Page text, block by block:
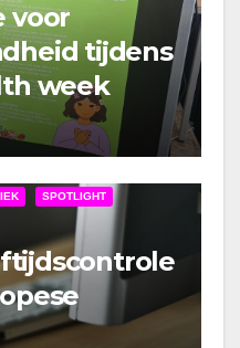
voor
tijdens
week
SPOTLIGHT